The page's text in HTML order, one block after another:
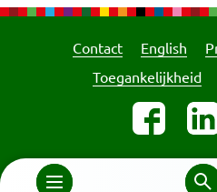
Contact English
Toegankelijkheid